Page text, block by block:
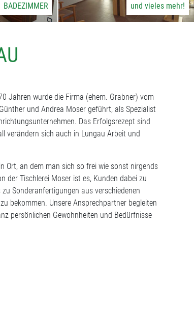
BADEZIMMER und vieles mehr!
Jahren wurde die Firma (ehem. Grabner) vom
und Andrea Moser geführt, als Spezialist
Das Erfolgsrezept sind
verändern sich auch in Lungau Arbeit und
Ort, an dem man sich so frei wie sonst nirgends
der Tischlerei Moser ist es, Kunden dabei zu
Sonderanfertigungen aus verschiedenen
bekommen. Unsere Ansprechpartner begleiten
persönlichen Gewohnheiten und Bedürfnisse